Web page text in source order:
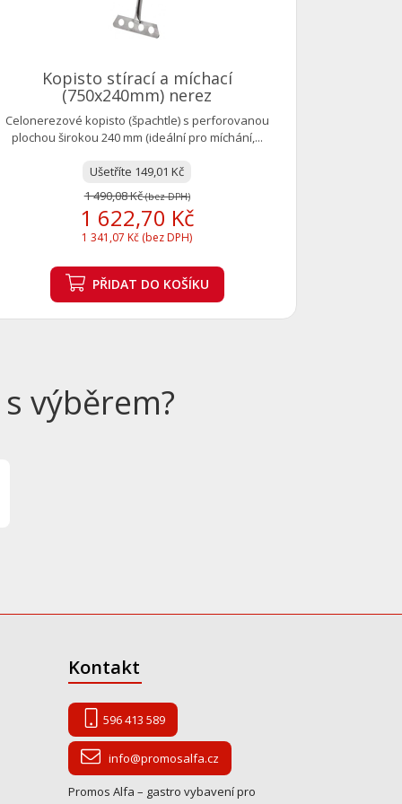
Kopisto stírací a míchací
(750x240mm) nerez
Celonerezové kopisto (špachtle) s perforovanou
plochou širokou 240 mm (ideální pro míchání,...
Ušetříte 149,01 Kč
1 490,08 Kč(bez DPH)
1 622,70 Kč
1 341,07 Kč (bez DPH)
PŘIDAT DO KOŠÍKU
výběrem?
Kontakt
596 413 589
info@promosalfa.cz
Promos Alfa – gastro vybavení pro